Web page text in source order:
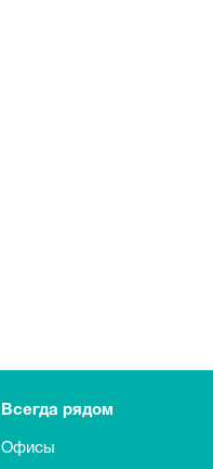
Всегда рядом
Офисы